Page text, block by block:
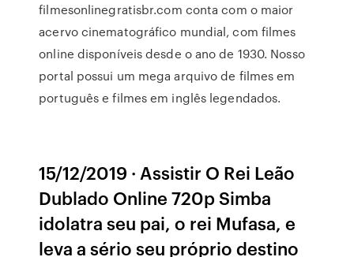
filmesonlinegratisbr.com conta com o maior
acervo cinematográfico mundial, com filmes
online disponíveis desde o ano de 1930. Nosso
portal possui um mega arquivo de filmes em
português e filmes em inglês legendados.
15/12/2019 · Assistir O Rei Leão
Dublado Online 720p Simba
idolatra seu pai, o rei Mufasa, e
leva a sério seu próprio destino